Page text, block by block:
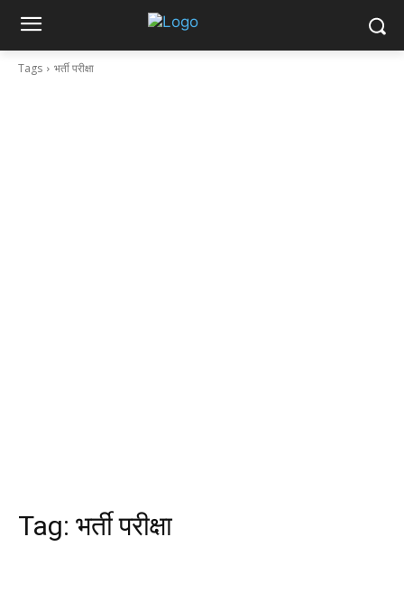
Tags भर्ती परीक्षा
Tag: भर्ती परीक्षा